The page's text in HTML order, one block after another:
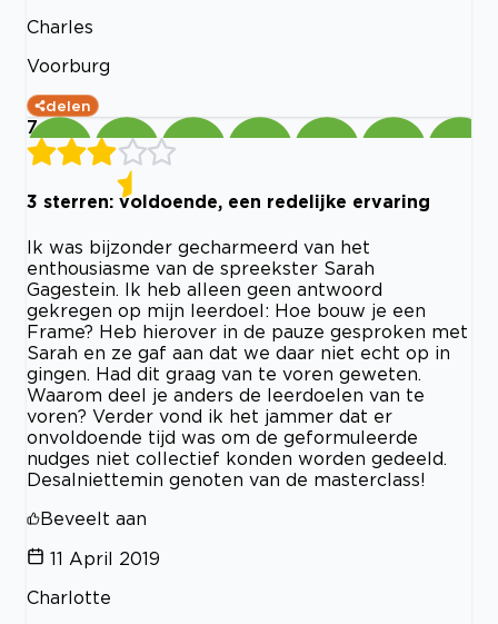
Charles
Voorburg
delen
7
3 sterren: voldoende, een redelijke ervaring
Ik was bijzonder gecharmeerd van het
enthousiasme van de spreekster Sarah
Gagestein. Ik heb alleen geen antwoord
gekregen op mijn leerdoel: Hoe bouw je een
Frame? Heb hierover in de pauze gesproken met
Sarah en ze gaf aan dat we daar niet echt op in
gingen. Had dit graag van te voren geweten.
Waarom deel je anders de leerdoelen van te
voren? Verder vond ik het jammer dat er
onvoldoende tijd was om de geformuleerde
nudges niet collectief konden worden gedeeld.
Desalniettemin genoten van de masterclass!
Beveelt aan
11 April 2019
Charlotte